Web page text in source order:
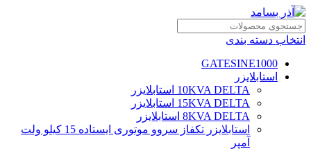
انتخاب دسته بندی
GATESINE1000
استابلایزر
10KVA DELTA استابلایزر
15KVA DELTA استابلایزر
8KVA DELTA استابلایزر
استابلایزر تکفاز سروو موتوری ایستاده 15 کیلو ولت
آمپر